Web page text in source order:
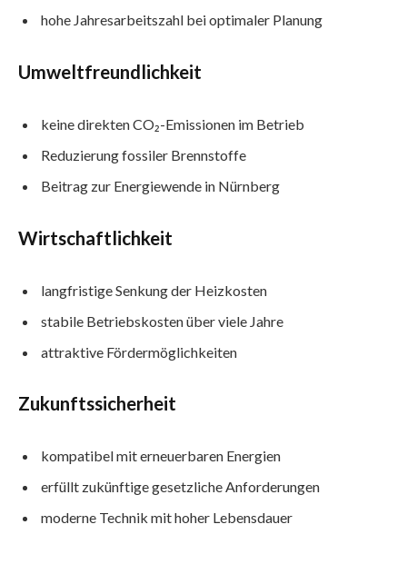
hohe Jahresarbeitszahl bei optimaler Planung
Umweltfreundlichkeit
keine direkten CO₂-Emissionen im Betrieb
Reduzierung fossiler Brennstoffe
Beitrag zur Energiewende in Nürnberg
Wirtschaftlichkeit
langfristige Senkung der Heizkosten
stabile Betriebskosten über viele Jahre
attraktive Fördermöglichkeiten
Zukunftssicherheit
kompatibel mit erneuerbaren Energien
erfüllt zukünftige gesetzliche Anforderungen
moderne Technik mit hoher Lebensdauer